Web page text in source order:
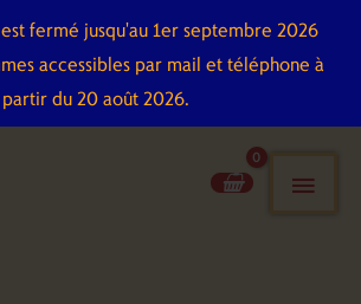
fermé jusqu'au 1er septembre 2026
accessibles par mail et téléphone à
partir du 20 août 2026.